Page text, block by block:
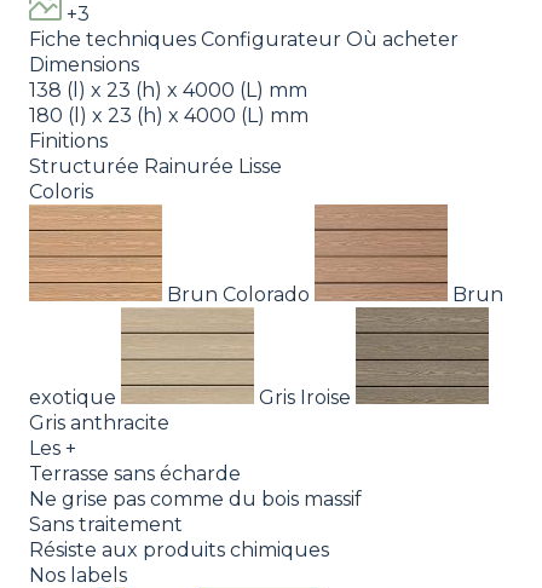
+3
Fiche techniques Configurateur Où acheter
Dimensions
138 (l) x 23 (h) x 4000 (L) mm
180 (l) x 23 (h) x 4000 (L) mm
Finitions
Structurée Rainurée Lisse
Coloris
Brun Colorado Brun
exotique
Gris Iroise
Gris anthracite
Les +
Terrasse sans écharde
Ne grise pas comme du bois massif
Sans traitement
Résiste aux produits chimiques
Nos labels